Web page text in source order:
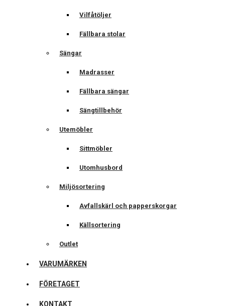
Vilfåtöljer
Fällbara stolar
Sängar
Madrasser
Fällbara sängar
Sängtillbehör
Utemöbler
Sittmöbler
Utomhusbord
Miljösortering
Avfallskärl och papperskorgar
Källsortering
Outlet
VARUMÄRKEN
FÖRETAGET
KONTAKT